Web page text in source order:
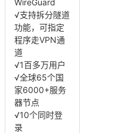
WireGuard
√支持拆分隧道
功能，可指定
程序走VPN通
道
√1百多万用户
√全球65个国
家6000+服务
器节点
√10个同时登
录